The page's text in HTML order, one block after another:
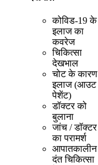
कोविड-19 के
इलाज का
कवरेज
चिकित्सा
देखभाल
चोट के कारण
इलाज (आउट
पेशेंट)
डॉक्टर को
बुलाना
जांच / डॉक्टर
का परामर्श
आपातकालीन
दंत चिकित्सा